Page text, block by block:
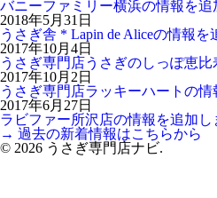
バニーファミリー横浜の情報を追
2018年5月31日
うさぎ舎 * Lapin de Aliceの情報を
2017年10月4日
うさぎ専門店うさぎのしっぽ恵比
2017年10月2日
うさぎ専門店ラッキーハートの情
2017年6月27日
ラビファー所沢店の情報を追加し
→ 過去の新着情報はこちらから
© 2026 うさぎ専門店ナビ.